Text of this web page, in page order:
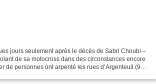
jours seulement après le décès de Sabri Choubi –
de sa motocross dans des circonstances encore
de personnes ont arpenté les rues d’Argenteuil (95)